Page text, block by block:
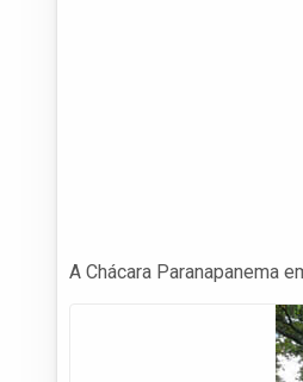
A Chácara Paranapanema